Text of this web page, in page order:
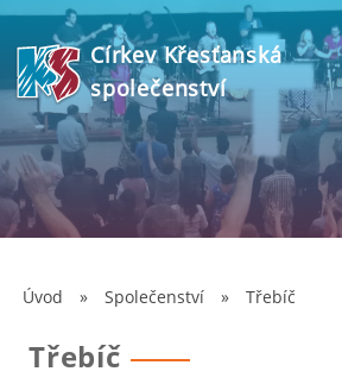
Církev Křesťanská
společenství
Úvod » Společenství » Třebíč
Třebíč